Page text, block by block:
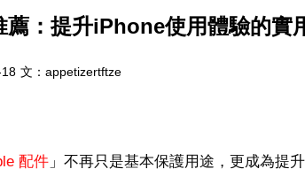
：提升iPhone使用體驗的實
文： appetizertftze
配件 」不再只是基本保護用途，更成為提